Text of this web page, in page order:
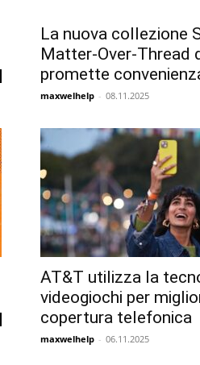
La nuova collezione
Matter-Over-Thread
promette
maxwelhelp - 08.11.2025
AT&T utilizza la
videogiochi per
copertura telefonica
maxwelhelp - 06.11.2025